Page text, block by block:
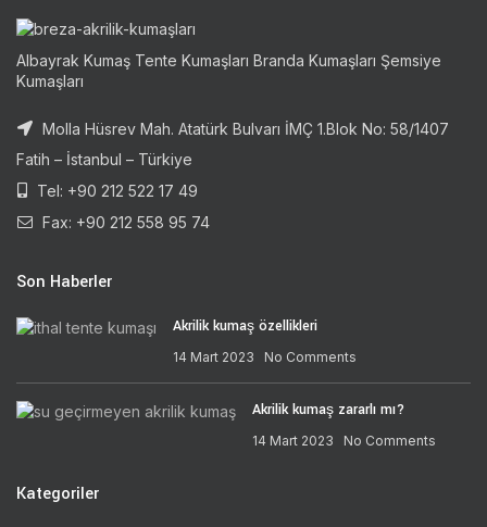
Albayrak Kumaş Tente Kumaşları Branda Kumaşları Şemsiye
Kumaşları
Molla Hüsrev Mah. Atatürk Bulvarı İMÇ 1.Blok No: 58/1407
Fatih – İstanbul – Türkiye
Tel: +90 212 522 17 49
Fax: +90 212 558 95 74
Son Haberler
Akrilik kumaş özellikleri
14 Mart 2023 No Comments
Akrilik kumaş zararlı mı?
14 Mart 2023 No Comments
Kategoriler